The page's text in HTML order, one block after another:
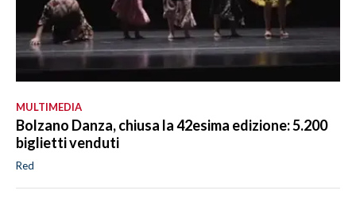
MULTIMEDIA
Bolzano Danza, chiusa la 42esima edizione: 5.200
biglietti venduti
Red